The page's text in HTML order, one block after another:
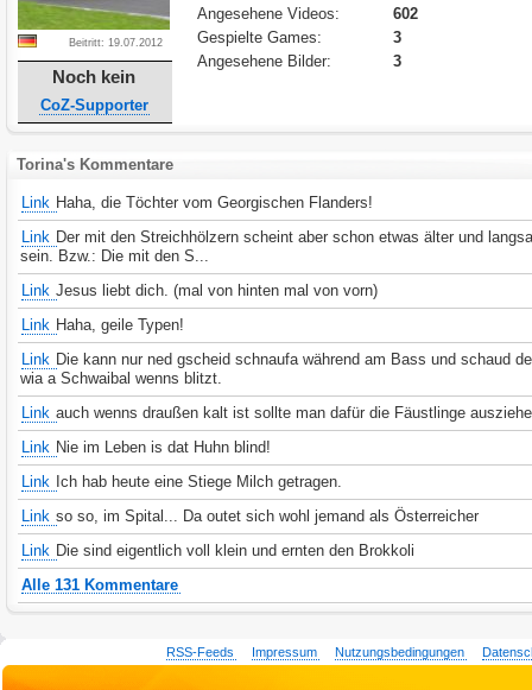
Beitritt: 19.07.2012
Noch kein
CoZ-Supporter
Angesehene Videos:
602
Gespielte Games:
3
Angesehene Bilder:
3
Torina's Kommentare
Link Haha, die Töchter vom Georgischen Flanders!
Link Der mit den Streichhölzern scheint aber schon etwas älter und
sein. Bzw.: Die mit den S...
Link Jesus liebt dich. (mal von hinten mal von vorn)
Link Haha, geile Typen!
Link Die kann nur ned gscheid schnaufa während am Bass und schaud
wia a Schwaibal wenns blitzt.
Link auch wenns draußen kalt ist sollte man dafür die Fäustlinge
Link Nie im Leben is dat Huhn blind!
Link Ich hab heute eine Stiege Milch getragen.
Link so so, im Spital... Da outet sich wohl jemand als Österreicher
Link Die sind eigentlich voll klein und ernten den Brokkoli
Alle 131 Kommentare
RSS-Feeds Impressum Nutzungsbedingungen